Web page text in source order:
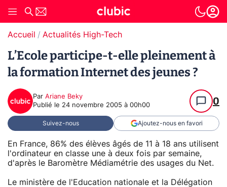
Accueil Actualités High-Tech
L’Ecole participe-t-elle pleinement à
la formation Internet des jeunes ?
Par Ariane Beky
Publié le 24 novembre 2005 à 00h00 0
Suivez-nous Ajoutez-nous en favori
En France, 86% des élèves âgés de 11 à 18 ans utilisent
l'ordinateur en classe une à deux fois par semaine,
d'après le Baromètre Médiamétrie des usages du Net.
Le ministère de l'Education nationale et la Délégation